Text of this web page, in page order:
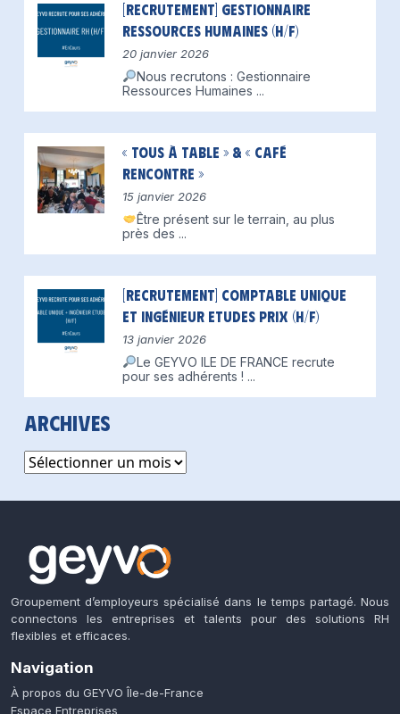
[Recrutement] Gestionnaire
Ressources Humaines (H/F)
20 janvier 2026
Nous recrutons : Gestionnaire
Ressources Humaines ...
« Tous à table » & « Café
Rencontre »
15 janvier 2026
Être présent sur le terrain, au plus
près des ...
[Recrutement] Comptable unique
et Ingénieur Etudes Prix (H/F)
13 janvier 2026
Le GEYVO ILE DE FRANCE recrute
pour ses adhérents ! ...
Archives
Archives
Groupement d’employeurs spécialisé dans le temps partagé. Nous
connectons les entreprises et talents pour des solutions RH
flexibles et efficaces.
Navigation
À propos du GEYVO Île-de-France
Espace Entreprises